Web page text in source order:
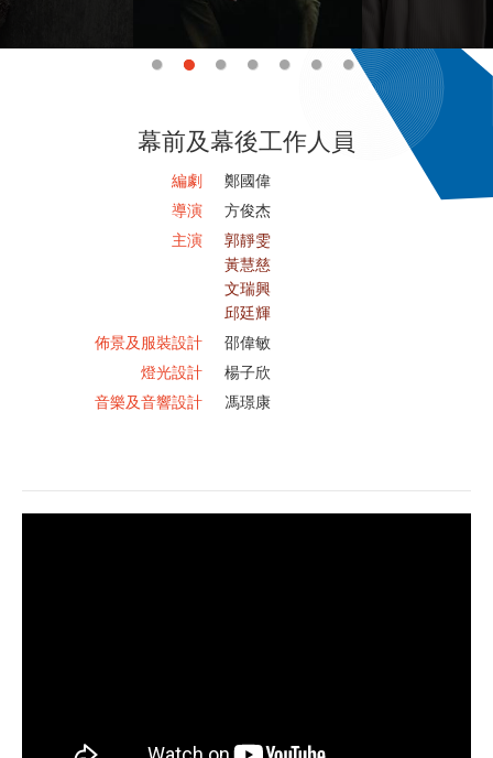
幕前及幕後工作人員
編劇
鄭國偉
導演
方俊杰
主演
郭靜雯
黃慧慈
文瑞興
邱廷輝
佈景及服裝設計
邵偉敏
燈光設計
楊子欣
音樂及音響設計
馮璟康